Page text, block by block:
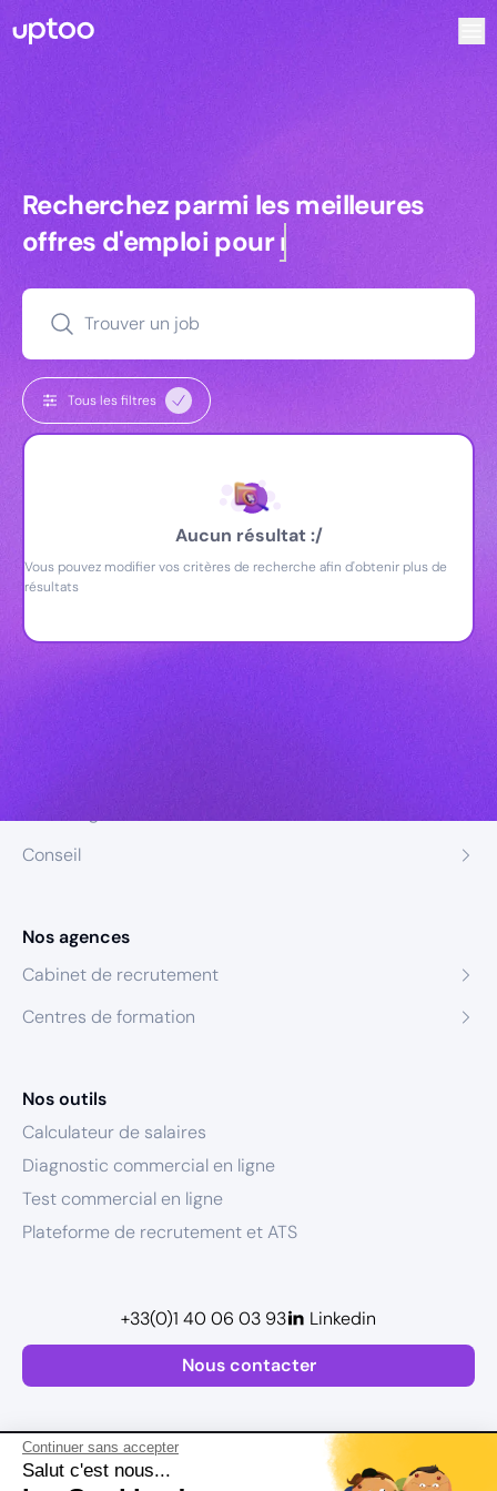
Continuer sans accepter
Salut c'est nous...
Recherchez parmi les meilleures
Recherchez parmi les meilleures
offres d'emploi pourmanagers
Trouver un job
Tous les filtres
Aucun résultat :/
Vous pouvez modifier vos critères de recherche afin d'obtenir plus de
résultats
Conseil
Nos agences
Cabinet de recrutement
Centres de formation
Nos outils
Calculateur de salaires
Diagnostic commercial en ligne
Test commercial en ligne
Plateforme de recrutement et ATS
Nous contacter
+33(0)1 40 06 03 93 Linkedin